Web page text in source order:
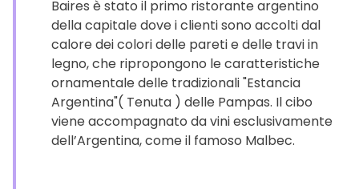
Baires è stato il primo ristorante argentino
della capitale dove i clienti sono accolti dal
calore dei colori delle pareti e delle travi in
legno, che ripropongono le caratteristiche
ornamentale delle tradizionali "Estancia
Argentina"( Tenuta ) delle Pampas. Il cibo
viene accompagnato da vini esclusivamente
dell’Argentina, come il famoso Malbec.